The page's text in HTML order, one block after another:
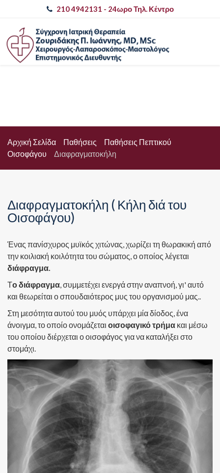
210 4942131 - 24ωρο Τηλ. Κέντρο
Αρχική Σελίδα Παθήσεις
Παθήσεις Πεπτικού
Οισοφάγου
Διαφραγματοκήλη
Διαφραγματοκήλη ( Κήλη διά του
Οισοφάγου)
Ένας πανίσχυρος μυϊκός χιτώνας, χωρίζει τη θωρακική από
την κοιλιακή κοιλότητα του σώματος, ο οποίος λέγεται
διάφραγμα.
Το διάφραγμα, συμμετέχει ενεργά στην αναπνοή, γι' αυτό
και θεωρείται ο σπουδαιότερος μυς του οργανισμού μας..
Στη μεσότητα αυτού του μυός υπάρχει μία δίοδος, ένα
άνοιγμα, το οποίο ονομάζεται οισοφαγικό τρήμα και μέσω
του οποίου διέρχεται ο οισοφάγος για να καταλήξει στο
στομάχι.